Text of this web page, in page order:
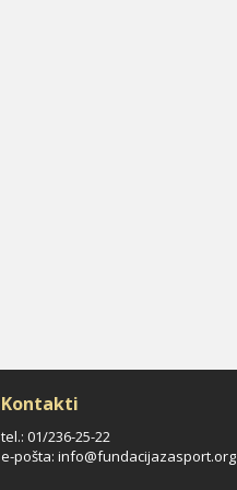
Kontakti
tel.: 01/236-25-22
e-pošta: info@fundacijazasport.org